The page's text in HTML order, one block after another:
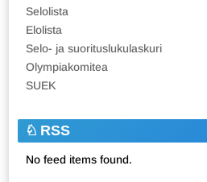
Selolista
Elolista
Selo- ja suorituslukulaskuri
Olympiakomitea
SUEK
RSS
No feed items found.